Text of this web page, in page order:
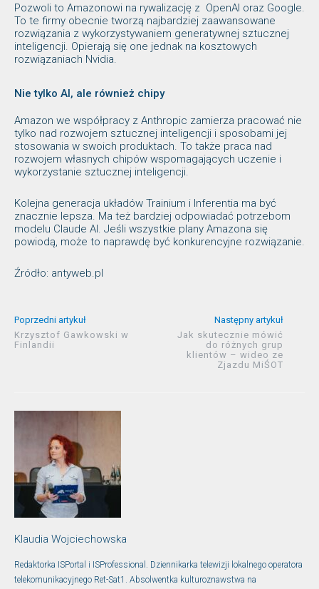
Pozwoli to Amazonowi na rywalizację z OpenAI oraz Google.
To te firmy obecnie tworzą najbardziej zaawansowane
rozwiązania z wykorzystywaniem generatywnej sztucznej
inteligencji. Opierają się one jednak na kosztowych
rozwiązaniach Nvidia.
Nie tylko AI, ale również chipy
Amazon we współpracy z Anthropic zamierza pracować nie
tylko nad rozwojem sztucznej inteligencji i sposobami jej
stosowania w swoich produktach. To także praca nad
rozwojem własnych chipów wspomagających uczenie i
wykorzystanie sztucznej inteligencji.
Kolejna generacja układów Trainium i Inferentia ma być
znacznie lepsza. Ma też bardziej odpowiadać potrzebom
modelu Claude AI. Jeśli wszystkie plany Amazona się
powiodą, może to naprawdę być konkurencyjne rozwiązanie.
Źródło: antyweb.pl
Poprzedni artykuł
Krzysztof Gawkowski w
Finlandii
Następny artykuł
Jak skutecznie mówić
do różnych grup
klientów – wideo ze
Zjazdu MiŚOT
Klaudia Wojciechowska
Redaktorka ISPortal i ISProfessional. Dziennikarka telewizji lokalnego operatora
telekomunikacyjnego Ret-Sat1. Absolwentka kulturoznawstwa na